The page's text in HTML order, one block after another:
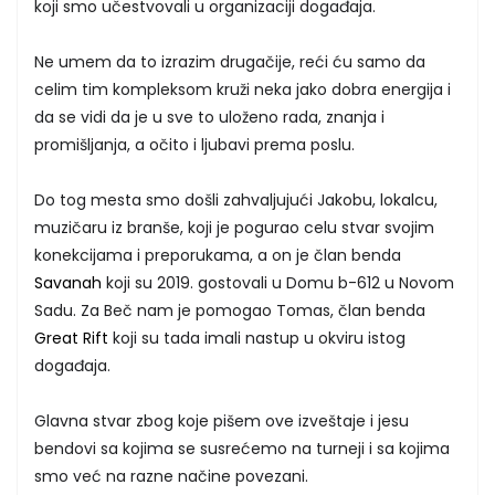
koji smo učestvovali u organizaciji događaja.
Ne umem da to izrazim drugačije, reći ću samo da
celim tim kompleksom kruži neka jako dobra energija i
da se vidi da je u sve to uloženo rada, znanja i
promišljanja, a očito i ljubavi prema poslu.
Do tog mesta smo došli zahvaljujući Jakobu, lokalcu,
muzičaru iz branše, koji je pogurao celu stvar svojim
konekcijama i preporukama, a on je član benda
Savanah koji su 2019. gostovali u Domu b-612 u Novom
Sadu. Za Beč nam je pomogao Tomas, član benda
Great Rift koji su tada imali nastup u okviru istog
događaja.
Glavna stvar zbog koje pišem ove izveštaje i jesu
bendovi sa kojima se susrećemo na turneji i sa kojima
smo već na razne načine povezani.